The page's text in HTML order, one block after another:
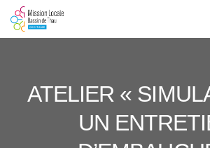
ATELIER «
UN